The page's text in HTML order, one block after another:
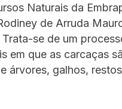
Naturais da
de Arruda
se de um
em que as carcaças
árvores, galhos,